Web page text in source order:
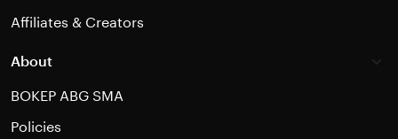
Affiliates & Creators
About
BOKEP ABG SMA
Policies